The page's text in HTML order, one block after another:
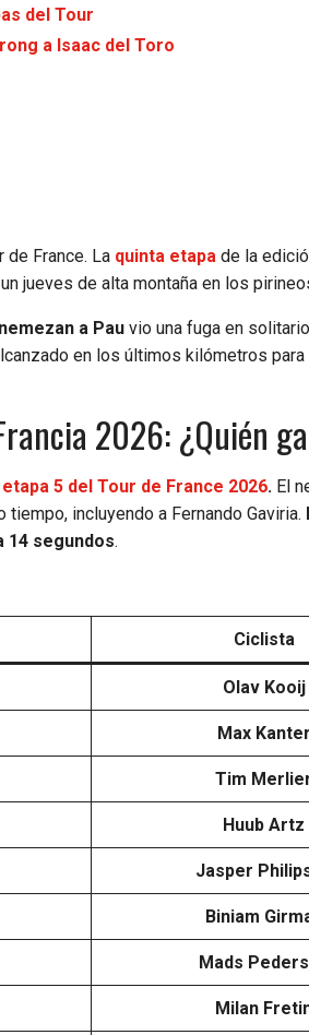
del Tour
a Isaac del Toro
de France. La quinta etapa de la
jueves de alta montaña en los
a Pau vio una fuga en
en los últimos kilómetros para
2026: ¿Quién
5 del Tour de France 2026. El
incluyendo a Fernando Gaviria.
14 segundos.
Ciclista
Olav Kooij
Max Kanter
Tim
Huub Artz
Jasper
Biniam
Mads
Milan